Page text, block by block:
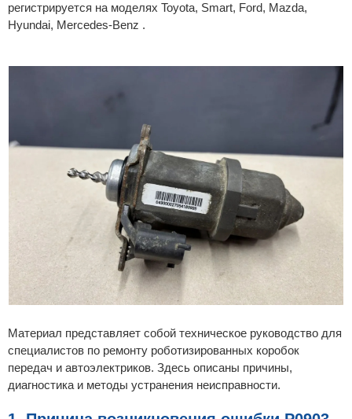
регистрируется на моделях Toyota, Smart, Ford, Mazda,
Hyundai, Mercedes-Benz .
Материал представляет собой техническое руководство для
специалистов по ремонту роботизированных коробок
передач и автоэлектриков. Здесь описаны причины,
диагностика и методы устранения неисправности.